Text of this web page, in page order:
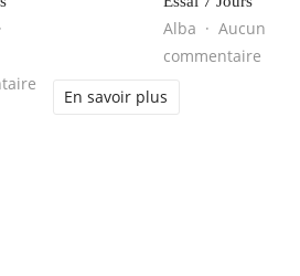
Alba
Aucun
commentaire
En savoir plus